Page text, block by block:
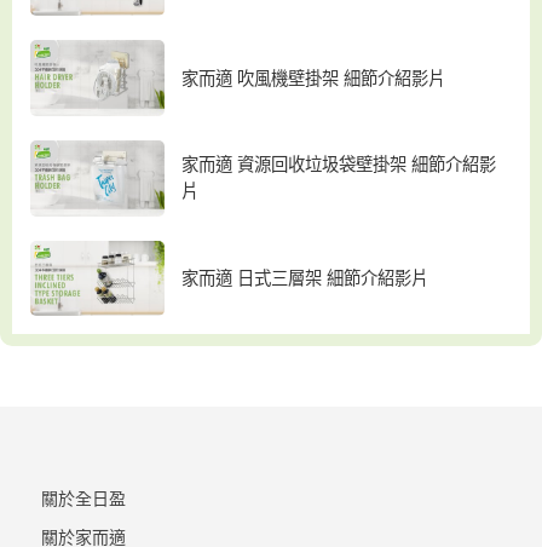
家而適 吹風機壁掛架 細節介紹影片
家而適 資源回收垃圾袋壁掛架 細節介紹影
片
家而適 日式三層架 細節介紹影片
關於全日盈
關於家而適